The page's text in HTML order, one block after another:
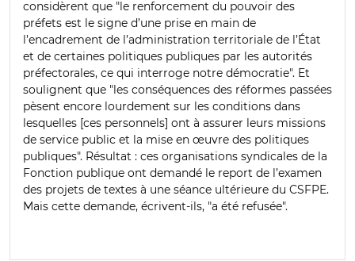
considèrent que "le renforcement du pouvoir des
préfets est le signe d’une prise en main de
l’encadrement de l’administration territoriale de l’État
et de certaines politiques publiques par les autorités
préfectorales, ce qui interroge notre démocratie". Et
soulignent que "les conséquences des réformes passées
pèsent encore lourdement sur les conditions dans
lesquelles [ces personnels] ont à assurer leurs missions
de service public et la mise en œuvre des politiques
publiques". Résultat : ces organisations syndicales de la
Fonction publique ont demandé le report de l’examen
des projets de textes à une séance ultérieure du CSFPE.
Mais cette demande, écrivent-ils, "a été refusée".